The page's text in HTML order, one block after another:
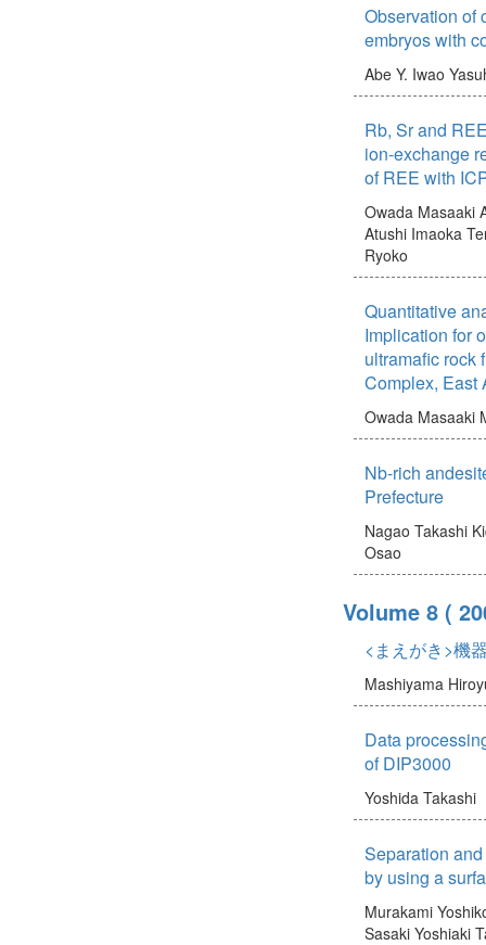
Observation of
embryos with
Abe Y. Iwao
Rb, Sr and
ion-exchange
of REE with
Owada Masaaki
Atushi Imaoka
Ryoko
Quantitative
Implication for
ultramafic rock
Complex, East
Owada Masaaki
Nb-rich
Prefecture
Nagao Takashi
Osao
Volume 8 (
<まえがき>機
Mashiyama
Data
of DIP3000
Yoshida Takashi
Separation
by using a
Murakami
Sasaki Yoshiaki